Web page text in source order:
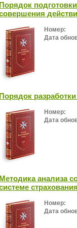
Порядок
Номер:
Дата
Порядок
Номер:
Дата
Методика анализа
Номер:
Дата